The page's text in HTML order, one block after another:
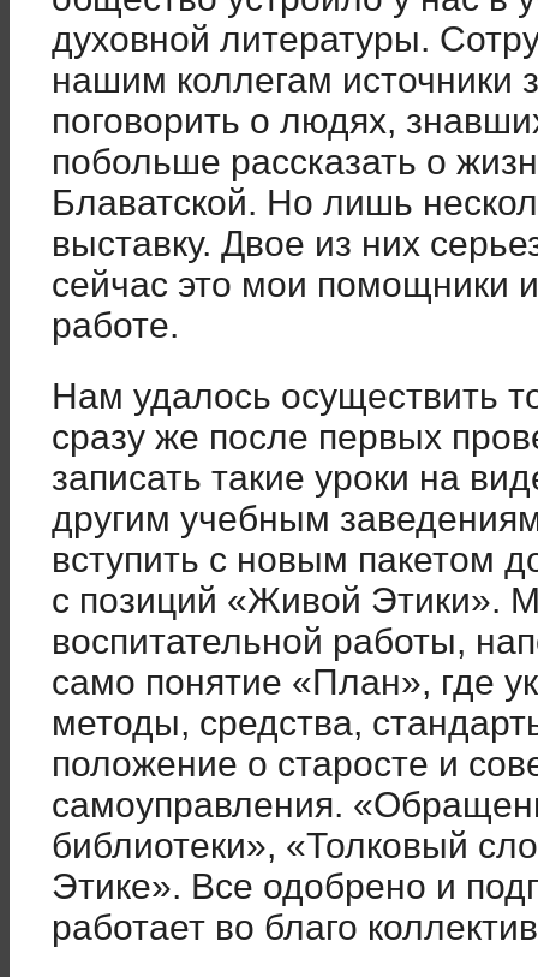
духовной литературы.
нашим коллегам источники
поговорить о людях,
побольше рассказать о
Блаватской. Но лишь
выставку. Двое из них
сейчас это мои помощники
работе.
Нам удалось осуществить
сразу же после первых
записать такие уроки на
другим учебным
вступить с новым пакетом
с позиций «Живой Этики».
воспитательной работы,
само понятие «План», где
методы, средства,
положение о старосте и
самоуправления.
библиотеки», «Толковый
Этике». Все одобрено и
работает во благо